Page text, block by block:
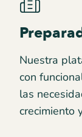
Nuestra
con
las
crecimiento